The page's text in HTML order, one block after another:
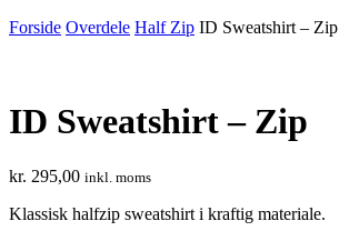
Forside Overdele Half Zip ID Sweatshirt – Zip
ID Sweatshirt – Zip
kr. 295,00 inkl. moms
Klassisk halfzip sweatshirt i kraftig materiale.